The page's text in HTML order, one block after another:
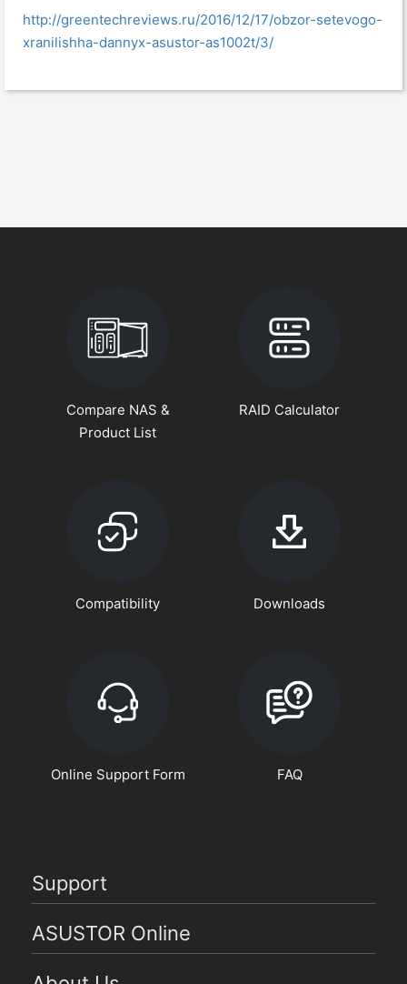
http://greentechreviews.ru/2016/12/17/obzor-setevogo-
xranilishha-dannyx-asustor-as1002t/3/
Compare NAS &
Product List
RAID Calculator
Compatibility Downloads
Online Support Form FAQ
Support
ASUSTOR Online